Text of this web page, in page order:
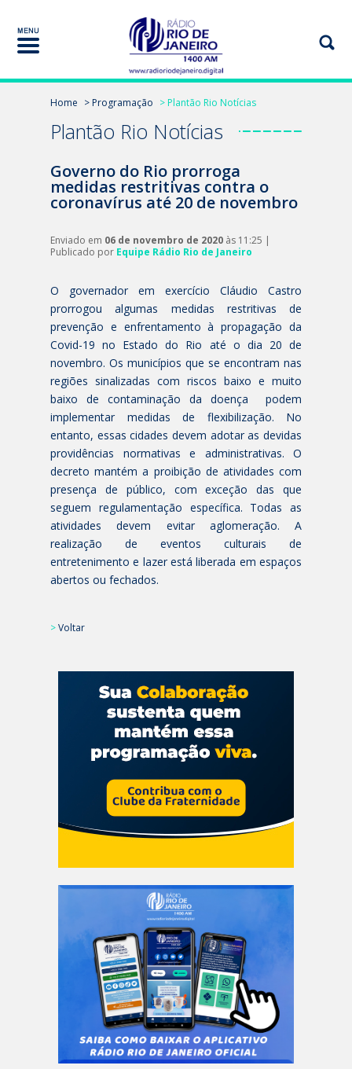
Home > Programação > Plantão Rio Notícias
Plantão Rio Notícias
Governo do Rio prorroga
medidas restritivas contra o
coronavírus até 20 de novembro
Enviado em 06 de novembro de 2020 às 11:25 |
Publicado por Equipe Rádio Rio de Janeiro
O governador em exercício Cláudio Castro
prorrogou algumas medidas restritivas de
prevenção e enfrentamento à propagação da
Covid-19 no Estado do Rio até o dia 20 de
novembro. Os municípios que se encontram nas
regiões sinalizadas com riscos baixo e muito
baixo de contaminação da doença podem
implementar medidas de flexibilização. No
entanto, essas cidades devem adotar as devidas
providências normativas e administrativas. O
decreto mantém a proibição de atividades com
presença de público, com exceção das que
seguem regulamentação específica. Todas as
atividades devem evitar aglomeração. A
realização de eventos culturais de
entretenimento e lazer está liberada em espaços
abertos ou fechados.
>Voltar